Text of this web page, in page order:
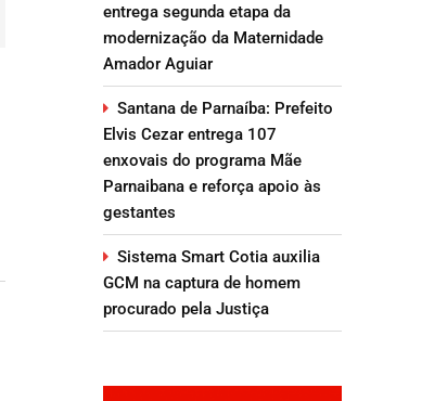
entrega segunda etapa da
modernização da Maternidade
Amador Aguiar
Santana de Parnaíba: Prefeito
Elvis Cezar entrega 107
enxovais do programa Mãe
Parnaibana e reforça apoio às
gestantes
Sistema Smart Cotia auxilia
GCM na captura de homem
procurado pela Justiça